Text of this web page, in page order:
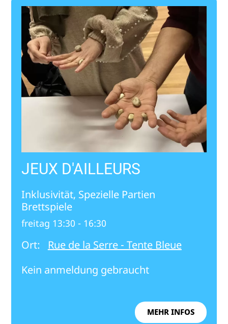
JEUX D'AILLEURS
Inklusivität, Spezielle Partien
Brettspiele
freitag 13:30 - 16:30
Ort:
Rue de la Serre - Tente Bleue
Kein anmeldung gebraucht
MEHR INFOS